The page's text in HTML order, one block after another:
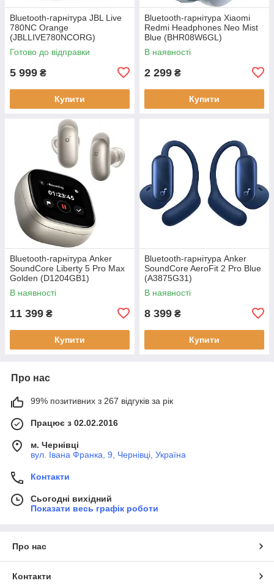
Bluetooth-гарнітура JBL Live
780NC Orange
(JBLLIVE780NCORG)
Готово до відправки
5 999 ₴
Купити
Bluetooth-гарнітура Xiaomi
Redmi Headphones Neo Mist
Blue (BHR08W6GL)
В наявності
2 299 ₴
Купити
Bluetooth-гарнітура Anker
SoundCore Liberty 5 Pro Max
Golden (D1204GB1)
В наявності
11 399 ₴
Купити
Bluetooth-гарнітура Anker
SoundCore AeroFit 2 Pro Blue
(A3875G31)
В наявності
8 399 ₴
Купити
Про нас
99% позитивних з 267 відгуків за рік
Працює з 02.02.2016
м. Чернівці
вул. Івана Франка, 9, Чернівці, Україна
Контакти
Сьогодні вихідний
Показати весь графік роботи
Про нас
Контакти